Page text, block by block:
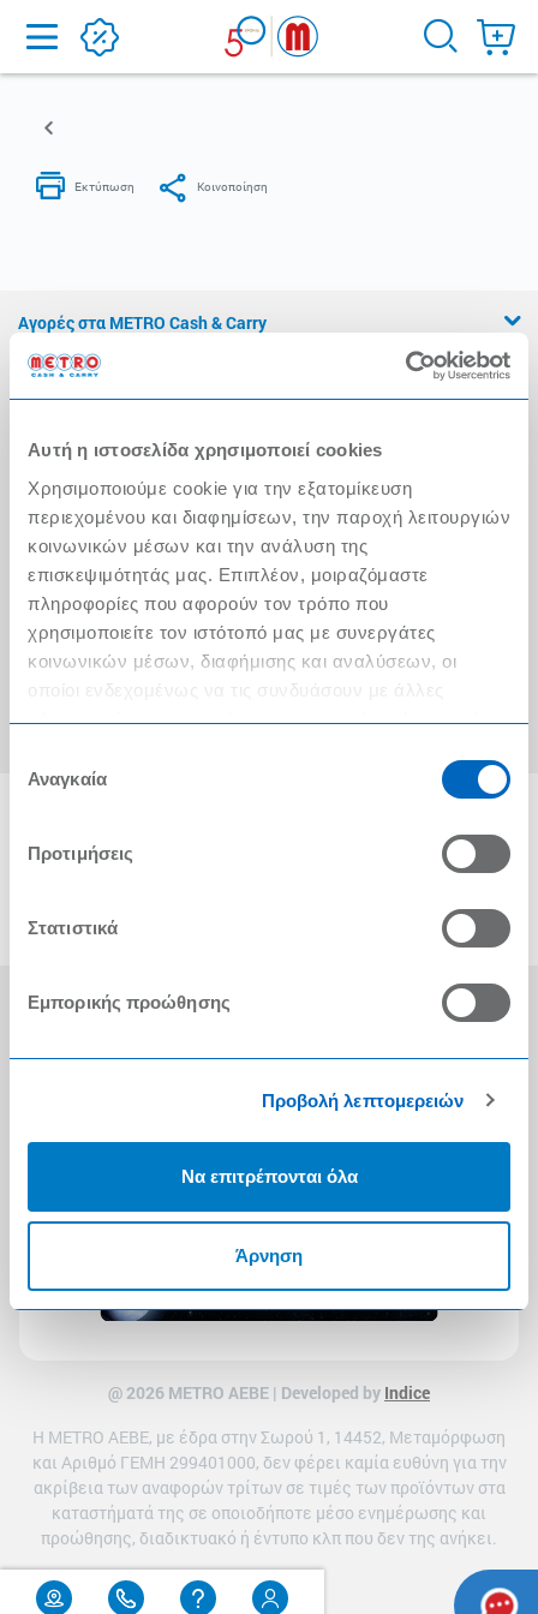
Αυτή η ιστοσελίδα χρησιμοποιεί cookies
Χρησιμοποιούμε cookie για την εξατομίκευση
περιεχομένου και διαφημίσεων, την παροχή λειτουργιών
κοινωνικών μέσων και την ανάλυση της
επισκεψιμότητάς μας. Επιπλέον, μοιραζόμαστε
πληροφορίες που αφορούν τον τρόπο που
χρησιμοποιείτε τον ιστότοπό μας με συνεργάτες
κοινωνικών μέσων, διαφήμισης και αναλύσεων, οι
οποίοι ενδεχομένως να τις συνδυάσουν με άλλες
πληροφορίες που τους έχετε παραχωρήσει ή τις οποίες
των υπηρεσιών τους.
συγκατάθεσης
Αναγκαία
Προτιμήσεις
Στατιστικά
Εμπορικής προώθησης
Προβολή λεπτομερειών
Να επιτρέπονται όλα
Άρνηση
Home
Αγορές στα METRO Cash & Carry
Εμπειρία METRO Cash & Carry
Η Αλυσίδα
Press Kit
Ο λογαριασμός μου
Τα METRO Cash & Carry δίπλα σας
Εταιρική Κοινωνική Ευθύνη
METRO ΑΕΒΕ
@ 2026 ΜETRO AEBE | Developed by Indice
Η METRO ΑΕΒΕ, με έδρα στην Σωρού 1, 14452, Μεταμόρφωση
και Αριθμό ΓΕΜΗ 299401000, δεν φέρει καμία ευθύνη για την
ακρίβεια των αναφορών τρίτων σε τιμές των προϊόντων στα
καταστήματά της σε οποιοδήποτε μέσο ενημέρωσης και
προώθησης, διαδικτυακό ή έντυπο κλπ που δεν της ανήκει.